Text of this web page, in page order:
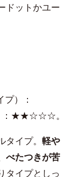
ドットかユー
）：
：★★☆☆☆。
イプ。 軽や
べたつきが苦
タイプとしっ